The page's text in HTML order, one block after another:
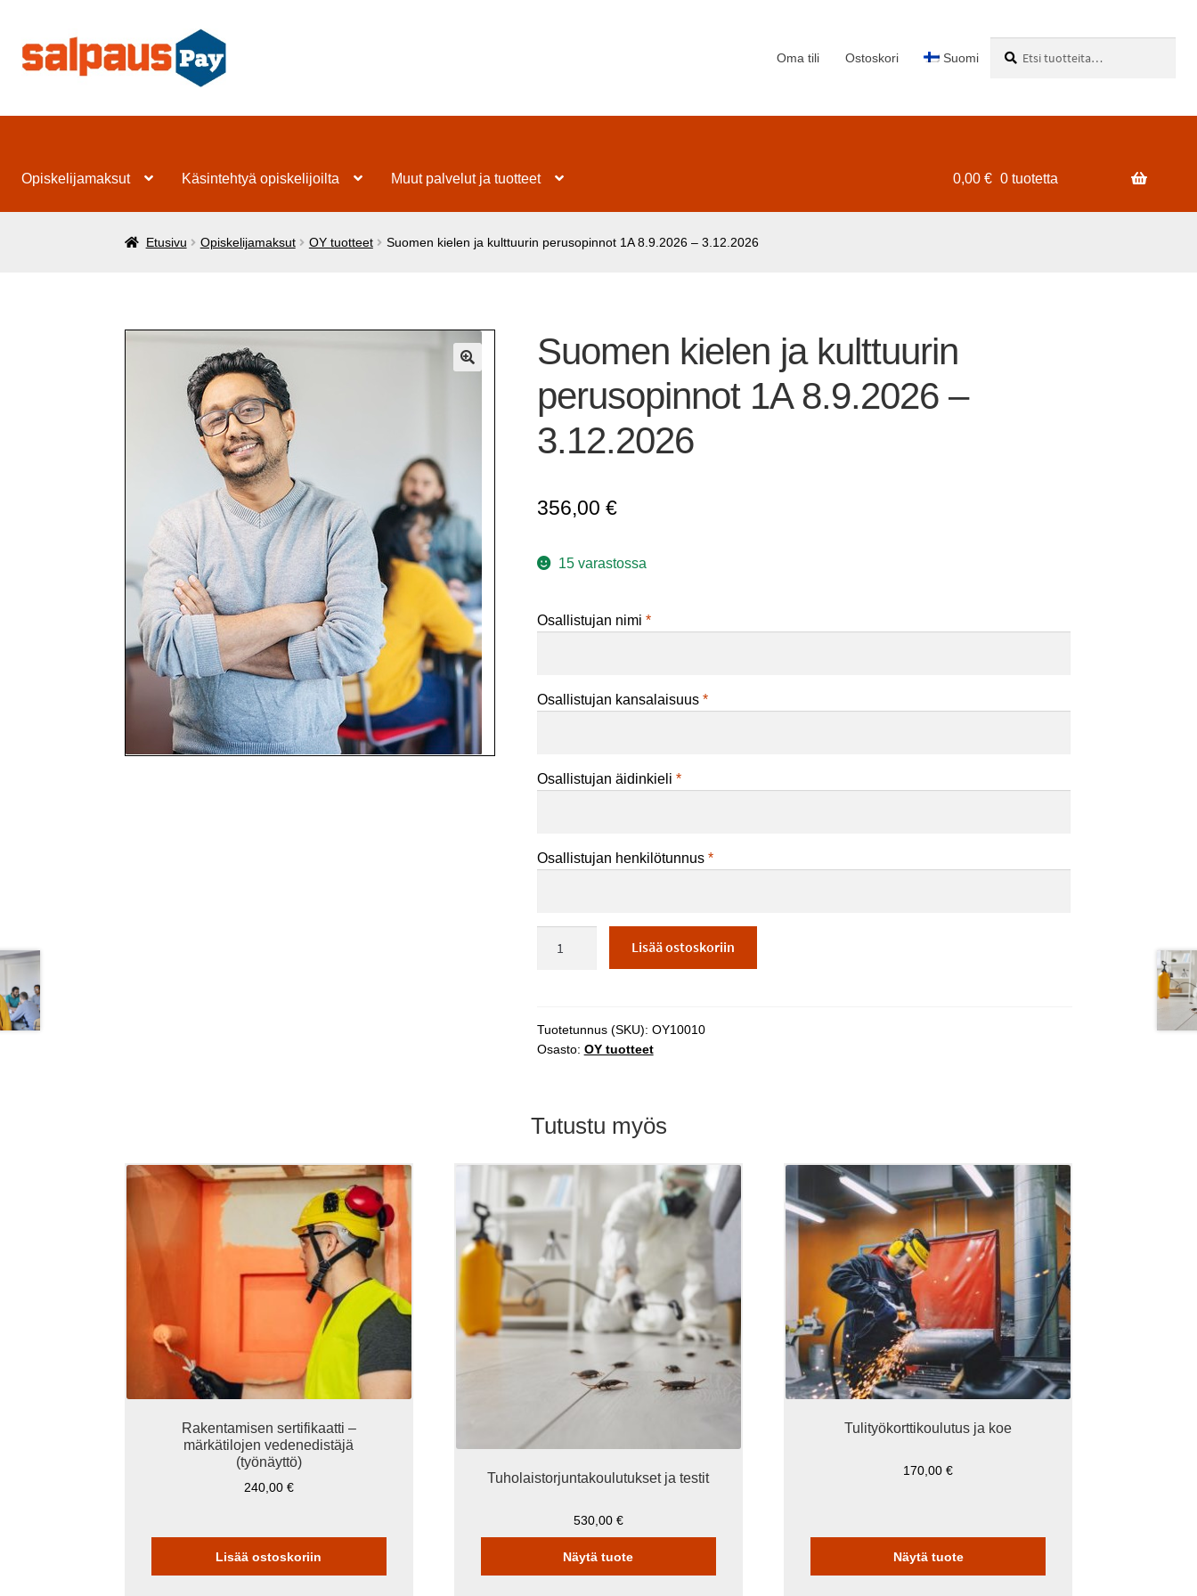
Siirry
Siirry
Oma tili Ostoskori Suomi
Haku
Opiskelijamaksut Käsintehtyä opiskelijoilta Muut palvelut ja tuotteet 0,00€ 0 tuotetta
Etusivu Opiskelijamaksut OY tuotteet Suomen kielen ja kulttuurin perusopinnot 1A 8.9.2026 – 3.12.2026
Suomen kielen ja kulttuurin
perusopinnot 1A 8.9.2026 –
3.12.2026
356,00 €
15 varastossa
Osallistujan nimi *
Osallistujan kansalaisuus *
Osallistujan äidinkieli *
Osallistujan henkilötunnus *
perusopinnot
1A
3.12.2026
määrä
Lisää ostoskoriin
Tuotetunnus (SKU): OY10010
Osasto: OY tuotteet
Tutustu myös
Rakentamisen sertifikaatti –
märkätilojen vedenedistäjä
(työnäyttö)
240,00 €
Lisää ostoskoriin
Tuholaistorjuntakoulutukset ja testit
530,00 €
Näytä tuote
Tulityökorttikoulutus ja koe
170,00€
Näytä tuote
tuotteella
on
useampi
muunnelma.
valinnat
tuotteen
sivulla.